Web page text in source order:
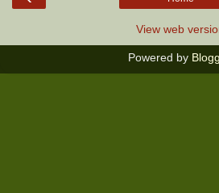
View web
Powered by